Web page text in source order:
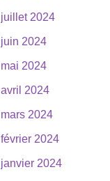
juillet 2024
juin 2024
mai 2024
avril 2024
mars 2024
février 2024
janvier 2024